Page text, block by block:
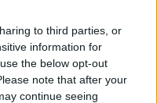
to third parties, or
information for
the below opt-out
note that after your
continue seeing
= Document viewer (Word,
PowerPoint, PDF)